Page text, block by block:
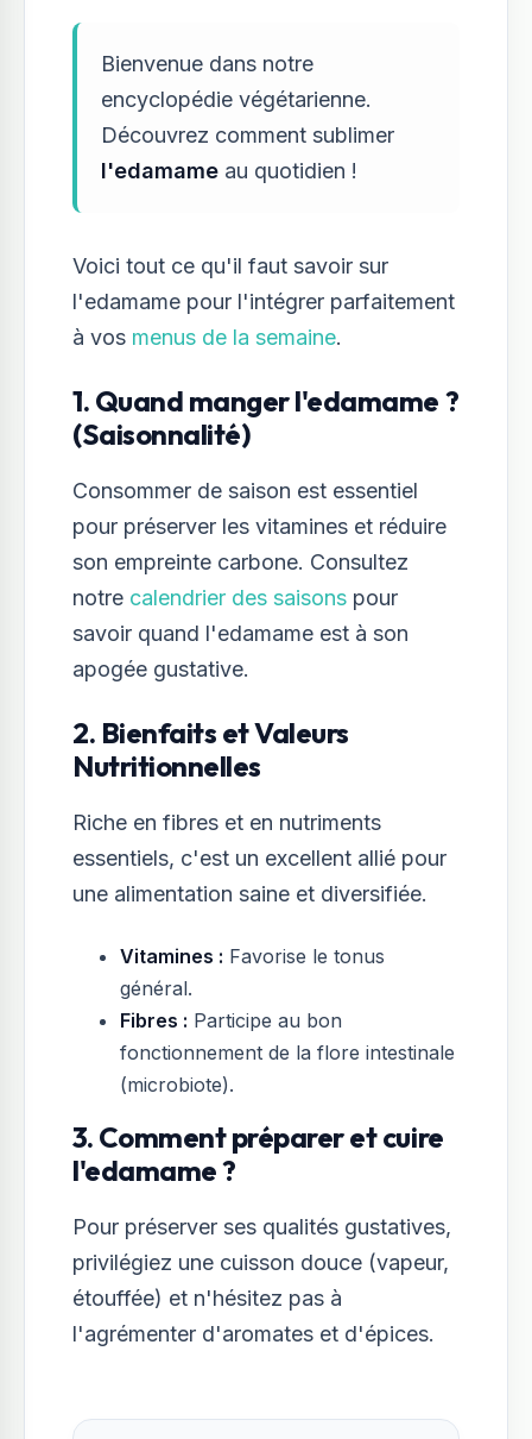
Bienvenue dans notre
encyclopédie végétarienne.
Découvrez comment sublimer
l'edamame au quotidien !
Voici tout ce qu'il faut savoir sur
l'edamame pour l'intégrer parfaitement
à vos menus de la semaine.
1. Quand manger l'edamame ?
(Saisonnalité)
Consommer de saison est essentiel
pour préserver les vitamines et réduire
son empreinte carbone. Consultez
notre calendrier des saisons pour
savoir quand l'edamame est à son
apogée gustative.
2. Bienfaits et Valeurs
Nutritionnelles
Riche en fibres et en nutriments
essentiels, c'est un excellent allié pour
une alimentation saine et diversifiée.
Vitamines : Favorise le tonus
général.
Fibres : Participe au bon
fonctionnement de la flore intestinale
(microbiote).
3. Comment préparer et cuire
l'edamame ?
Pour préserver ses qualités gustatives,
privilégiez une cuisson douce (vapeur,
étouffée) et n'hésitez pas à
l'agrémenter d'aromates et d'épices.